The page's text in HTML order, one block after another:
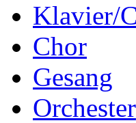
Klavier/
Chor
Gesang
Orchester